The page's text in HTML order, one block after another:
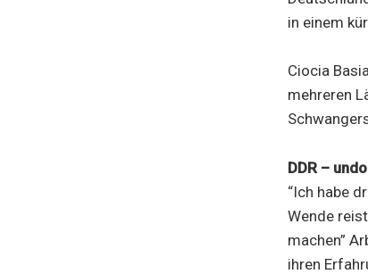
in einem
Ciocia
mehreren
DDR –
“Ich habe
Wende
machen”
ihren